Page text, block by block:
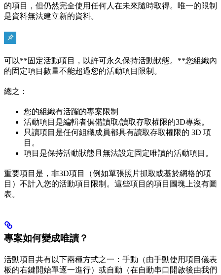
的項目，但仍然完全使用任何人在未來隨時取得。唯一的限制
是資料無法建立新的資料。
可以**固定活動項目，以許可永久保持活動狀態。**您組織內
的固定項目數量不能超過您的活動項目限制。
總之：
您的組織有活躍的專案限制
活動項目是編輯者俱備讀取/讀取存取權限的3D專案。
只讀項目是任何組織成員都具有讀取存取權限的 3D 項
目。
項目是保持活動狀態且無法設定固定唯讀的活動項目。
重要項目是，非3D項目（例如單張照片抓取或基於網格的項
目）不計入您的活動項目限制。這些項目的項目圖塊上沒有圖
表。
專案如何變成唯讀？
活動項目共有以下兩種方式之一：手動（由手動使用項目儀表
板的右鍵開始單逐一進行）或自動（在自動串口開啟後由我們